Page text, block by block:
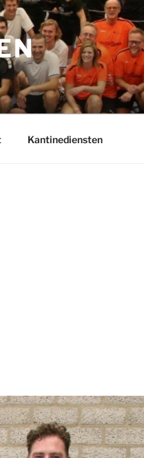
Kantinediensten